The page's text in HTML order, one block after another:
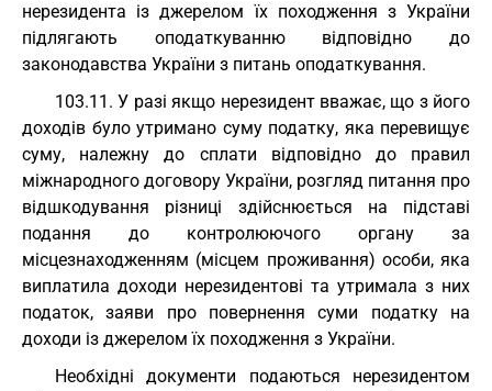
нерезидента із джерелом їх походження з України
підлягають оподаткуванню відповідно до
законодавства України з питань оподаткування.
103.11. У разі якщо нерезидент вважає, що з його
доходів було утримано суму податку, яка перевищує
суму, належну до сплати відповідно до правил
міжнародного договору України, розгляд питання про
відшкодування різниці здійснюється на підставі
подання до контролюючого органу за
місцезнаходженням (місцем проживання) особи, яка
виплатила доходи нерезидентові та утримала з них
податок, заяви про повернення суми податку на
доходи із джерелом їх походження з України.
Необхідні документи подаються нерезидентом